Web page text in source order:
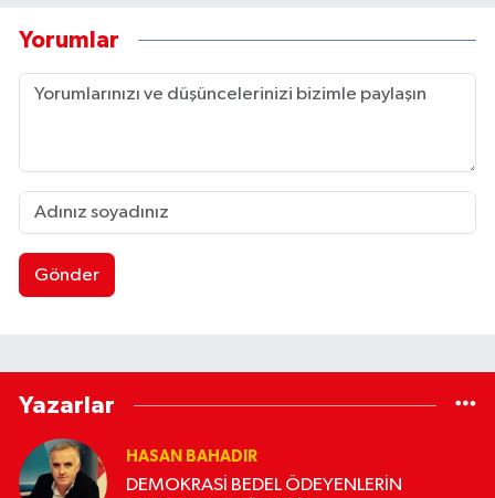
Yorumlar
Gönder
Yazarlar
HASAN BAHADIR
DEMOKRASİ BEDEL ÖDEYENLERİN